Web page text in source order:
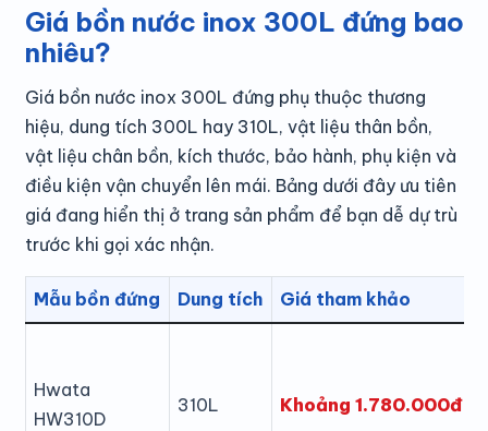
Giá bồn nước inox 300L đứng bao
nhiêu?
Giá bồn nước inox 300L đứng phụ thuộc thương
hiệu, dung tích 300L hay 310L, vật liệu thân bồn,
vật liệu chân bồn, kích thước, bảo hành, phụ kiện và
điều kiện vận chuyển lên mái. Bảng dưới đây ưu tiên
giá đang hiển thị ở trang sản phẩm để bạn dễ dự trù
trước khi gọi xác nhận.
Mẫu bồn đứng Dung tích Giá tham khảo
Hwata
HW310D
310L Khoảng 1.780.000đ